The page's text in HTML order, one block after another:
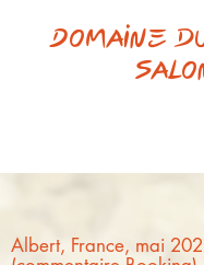
Domaine
Albert, France, mai